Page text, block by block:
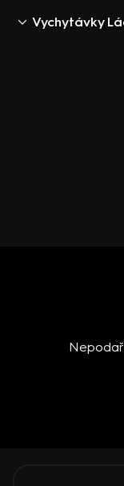
Vychytávky